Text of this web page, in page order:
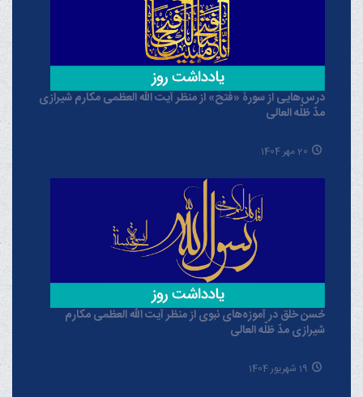
درس‌هایی از سورۀ «فتح» از منظر آیت الله العظمی مکارم شیرازی
مدّ ظلّه العالی
20 مهر 1404
حُسن خلق در آموزه‌های نبوی از منظر آیت الله العظمی مکارم
شیرازی مدّ ظلّه العالی
19 شهریور 1404